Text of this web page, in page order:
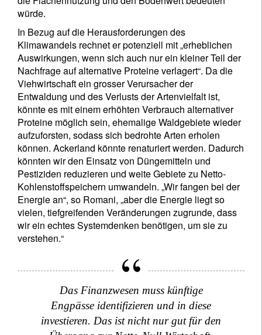
würde.
In Bezug auf die Herausforderungen des
Klimawandels rechnet er potenziell mit „erheblichen
Auswirkungen, wenn sich auch nur ein kleiner Teil der
Nachfrage auf alternative Proteine verlagert“. Da die
Viehwirtschaft ein grosser Verursacher der
Entwaldung und des Verlusts der Artenvielfalt ist,
könnte es mit einem erhöhten Verbrauch alternativer
Proteine möglich sein, ehemalige Waldgebiete wieder
aufzuforsten, sodass sich bedrohte Arten erholen
können. Ackerland könnte renaturiert werden. Dadurch
könnten wir den Einsatz von Düngemitteln und
Pestiziden reduzieren und weite Gebiete zu Netto-
Kohlenstoffspeichern umwandeln. „Wir fangen bei der
Energie an“, so Romani, „aber die Energie liegt so
vielen, tiefgreifenden Veränderungen zugrunde, dass
wir ein echtes Systemdenken benötigen, um sie zu
verstehen.“
Das Finanzwesen muss künftige
Engpässe identifizieren und in diese
investieren. Das ist nicht nur gut für den